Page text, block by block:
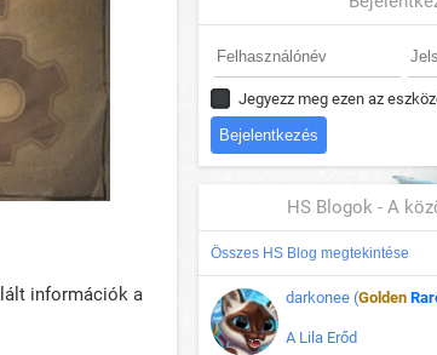
információk a
Jegyezz meg ezen az
HS Blogok - A
Összes HS Blog megtekintése
darkonee (Golden
A Lila Erőd